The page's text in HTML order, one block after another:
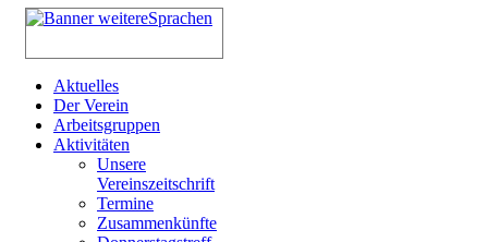
Aktuelles
Der Verein
Arbeitsgruppen
Aktivitäten
Unsere
Vereinszeitschrift
Termine
Zusammenkünfte